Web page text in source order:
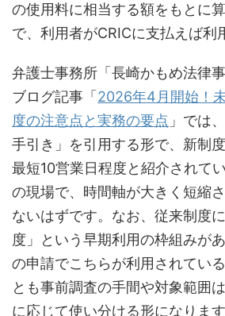
の使用料に相当する額をもとに
で、利用者がCRICに支払えば利
弁護士事務所「長崎かもめ法律
ブログ記事「 2026年4月開始！
度の注意点と実務の要点 」では
手引き」を引用する形で、新制
最短10営業日程度と紹介されて
の現場で、時間軸が大きく短縮
ないはずです。なお、従来制度
度」という早期利用の枠組みが
の申請でこちらが利用されてい
とも事前調査の手間や対象範囲
に応じて使い分ける形になります